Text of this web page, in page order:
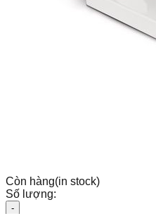
Còn hàng(in stock)
Số lượng:
-